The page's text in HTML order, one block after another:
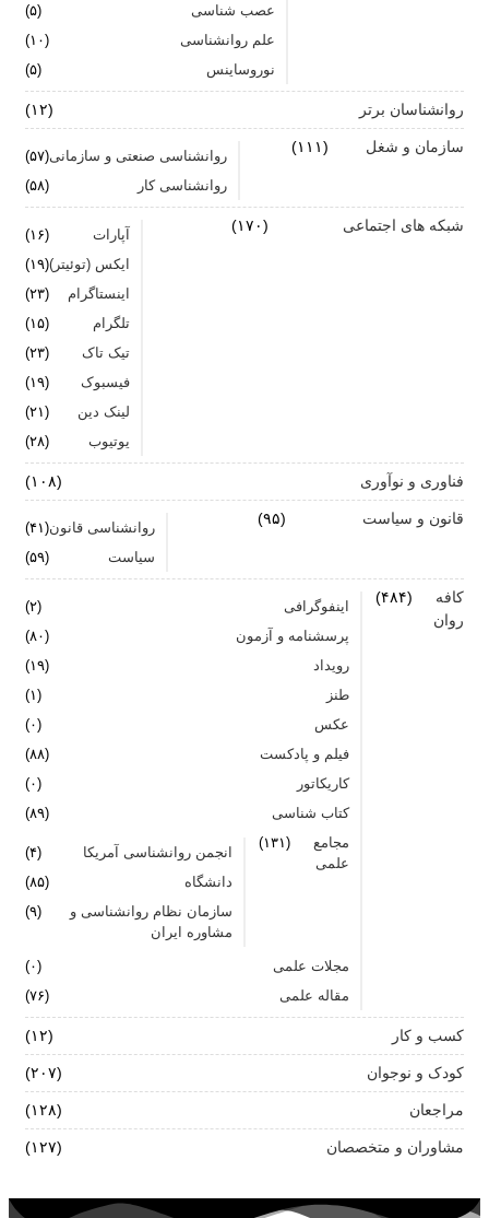
برای بهبود سلامت روان لازم است روزانه از آن مراقبت
عصب شناسی
(۵)
علم روانشناسی
(۱۰)
نوروساینس
(۵)
روانشناسان برتر (۱۲)
سازمان و شغل (۱۱۱)
روانشناسی صنعتی و سازمانی(۵۷)
روانشناسی کار
(۵۸)
شبکه های اجتماعی (۱۷۰)
آپارات
(۱۶)
ایکس (توئیتر)(۱۹)
اینستاگرام
(۲۳)
تلگرام
(۱۵)
تیک تاک
(۲۳)
فیسبوک
(۱۹)
لینک دین
(۲۱)
یوتیوب
(۲۸)
فناوری و نوآوری (۱۰۸)
قانون و سیاست (۹۵)
روانشناسی قانون(۴۱)
سیاست
(۵۹)
کافه
روان
(۴۸۴)
اینفوگرافی
(۲)
پرسشنامه و آزمون
(۸۰)
رویداد
(۱۹)
طنز
(۱)
عکس
(۰)
فیلم و پادکست
(۸۸)
کاریکاتور
(۰)
کتاب شناسی
(۸۹)
مجامع
علمی
(۱۳۱)
انجمن روانشناسی آمریکا
(۴)
دانشگاه
(۸۵)
سازمان نظام روانشناسی و
مشاوره ایران
(۹)
مجلات علمی
(۰)
مقاله علمی
(۷۶)
کسب و کار (۱۲)
کودک و نوجوان (۲۰۷)
مراجعان (۱۲۸)
مشاوران و متخصصان (۱۲۷)